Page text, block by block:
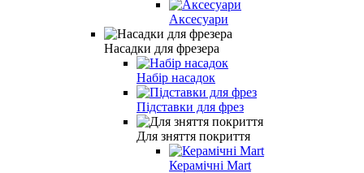
Аксесуари
Насадки для фрезера
Набір насадок
Підставки для фрез
Для зняття покриття
Керамічні Mart